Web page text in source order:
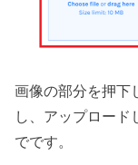
画像の部分を押下
し、アップロード
でです。